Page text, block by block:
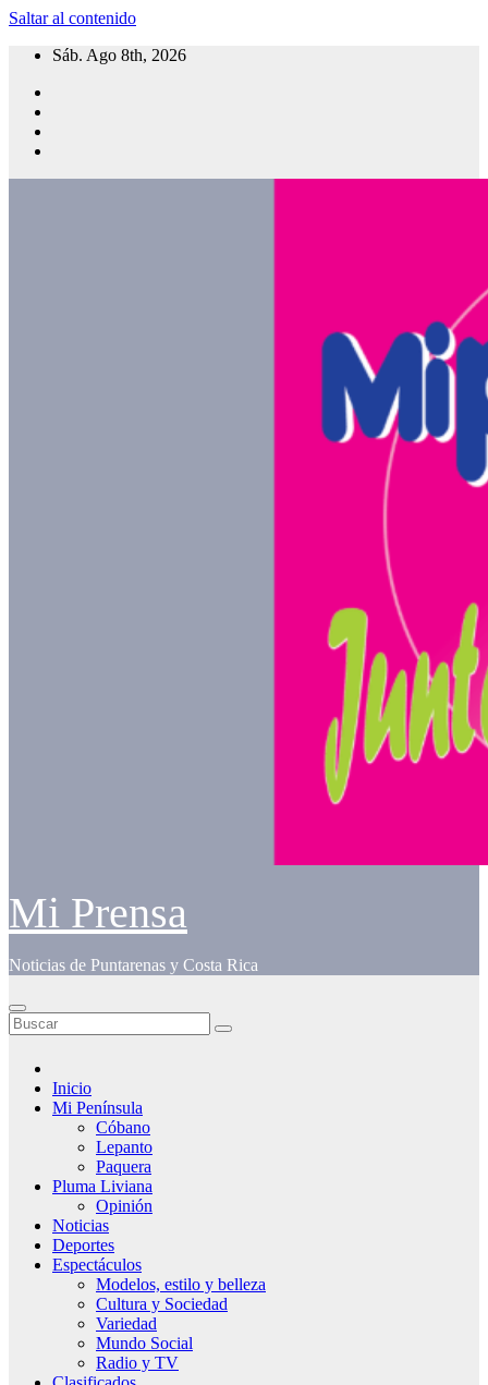
Saltar al contenido
Sáb. Ago 8th, 2026
Mi Prensa
Noticias de Puntarenas y Costa Rica
Inicio
Mi Península
Cóbano
Lepanto
Paquera
Pluma Liviana
Opinión
Noticias
Deportes
Espectáculos
Modelos, estilo y belleza
Cultura y Sociedad
Variedad
Mundo Social
Radio y TV